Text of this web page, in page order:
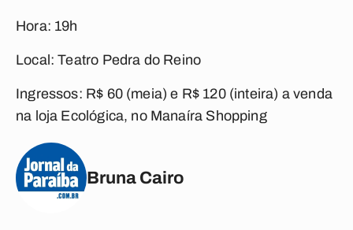
Hora: 19h
Local: Teatro Pedra do Reino
Ingressos: R$ 60 (meia) e R$ 120 (inteira) a venda
na loja Ecológica, no Manaíra Shopping
Bruna Cairo